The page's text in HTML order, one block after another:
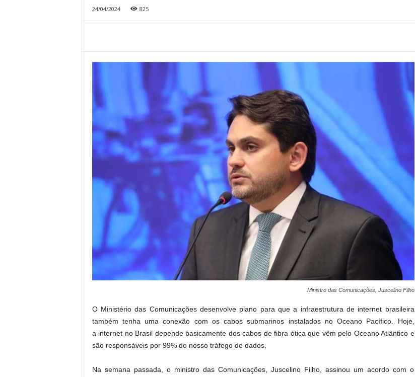
24/04/2024 825
Ministro das Comunicações, Juscelino Filho
O Ministério das Comunicações desenvolve plano para que a infraestrutura de internet brasileira
também tenha uma conexão com os cabos submarinos instalados no Oceano Pacífico. Hoje,
a internet no Brasil depende basicamente dos cabos de fibra ótica que vêm pelo Oceano Atlântico e
são responsáveis por 99% do nosso tráfego de dados.
Na semana passada, o ministro das Comunicações, Juscelino Filho, assinou um acordo com o